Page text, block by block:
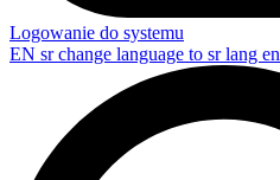
Logowanie do systemu
EN sr change language to sr lang en